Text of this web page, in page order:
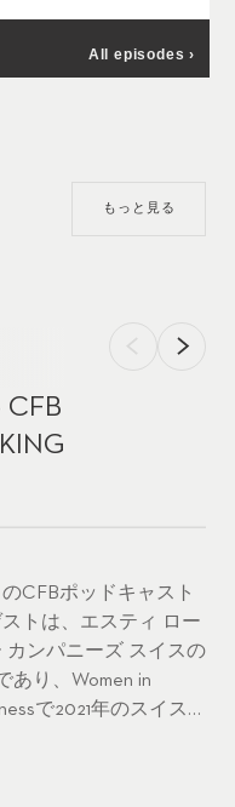
もっと見る
CFB
CFBポッドキャスト
トは、エスティ ロー
カンパニーズ スイスの
あり、Women in
で2021年のスイス